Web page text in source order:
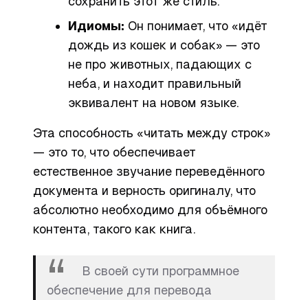
Идиомы: Он понимает, что «идёт
дождь из кошек и собак» — это
не про животных, падающих с
неба, и находит правильный
эквивалент на новом языке.
Эта способность «читать между строк»
— это то, что обеспечивает
естественное звучание переведённого
документа и верность оригиналу, что
абсолютно необходимо для объёмного
контента, такого как книга.
В своей сути программное
обеспечение для перевода